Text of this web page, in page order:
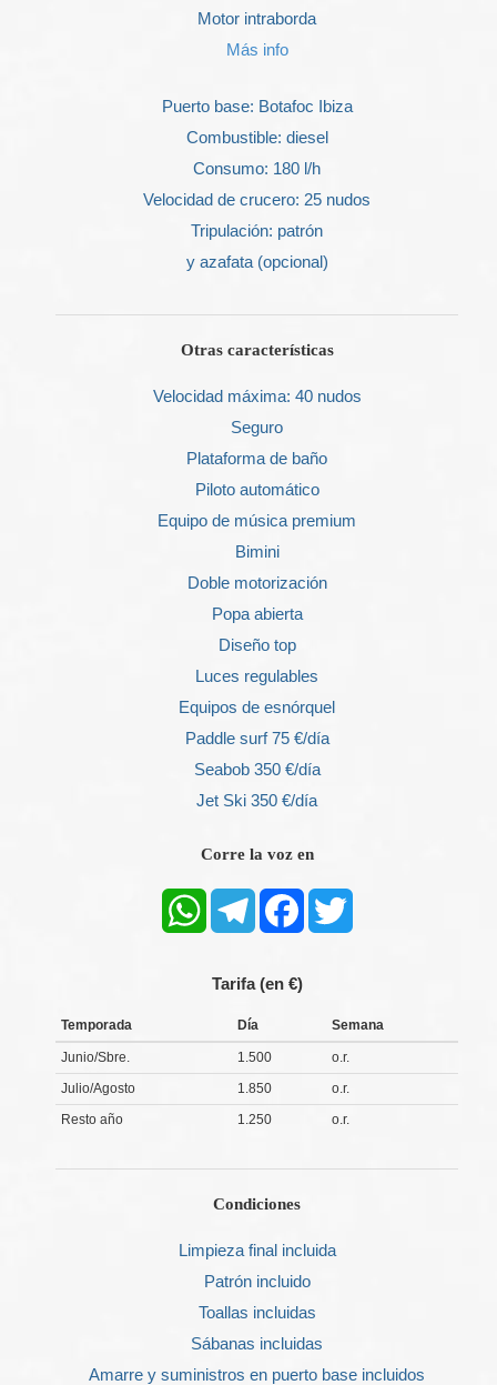
Motor intraborda
Más info
Puerto base: Botafoc Ibiza
Combustible: diesel
Consumo: 180 l/h
Velocidad de crucero: 25 nudos
Tripulación: patrón
y azafata (opcional)
Otras características
Velocidad máxima: 40 nudos
Seguro
Plataforma de baño
Piloto automático
Equipo de música premium
Bimini
Doble motorización
Popa abierta
Diseño top
Luces regulables
Equipos de esnórquel
Paddle surf 75 €/día
Seabob 350 €/día
Jet Ski 350 €/día
Corre la voz en
WhatsAppTelegramFacebookTwitter
Tarifa (en €)
Temporada Día Semana
Junio/Sbre. 1.500
o.r.
Julio/Agosto
1.850
o.r.
Resto año
1.250 o.r.
Condiciones
Limpieza final incluida
Patrón incluido
Toallas incluidas
Sábanas incluidas
Amarre y suministros en puerto base incluidos